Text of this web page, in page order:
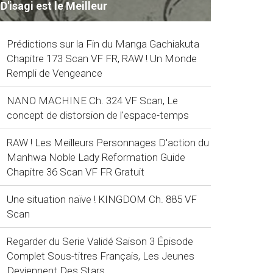
D'isagi est le Meilleur
Prédictions sur la Fin du Manga Gachiakuta
Chapitre 173 Scan VF FR, RAW ! Un Monde
Rempli de Vengeance
NANO MACHINE Ch. 324 VF Scan, Le
concept de distorsion de l'espace-temps
RAW ! Les Meilleurs Personnages D'action du
Manhwa Noble Lady Reformation Guide
Chapitre 36 Scan VF FR Gratuit
Une situation naïve ! KINGDOM Ch. 885 VF
Scan
Regarder du Serie Validé Saison 3 Épisode
Complet Sous-titres Français, Les Jeunes